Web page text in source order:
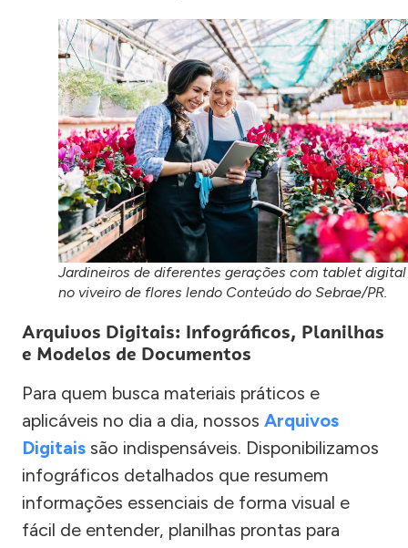
Jardineiros de diferentes gerações com tablet digital
no viveiro de flores lendo Conteúdo do Sebrae/PR.
Arquivos Digitais: Infográficos, Planilhas
e Modelos de Documentos
Para quem busca materiais práticos e
aplicáveis no dia a dia, nossos Arquivos
Digitais são indispensáveis. Disponibilizamos
infográficos detalhados que resumem
informações essenciais de forma visual e
fácil de entender, planilhas prontas para